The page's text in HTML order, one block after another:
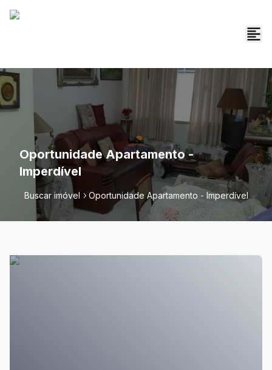
Oportunidade Apartamento -
Imperdível
Buscar imóvel Oportunidade Apartamento - Imperdível